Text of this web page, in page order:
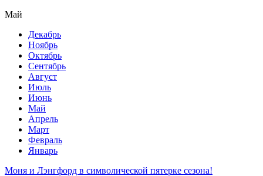
Май
Декабрь
Ноябрь
Октябрь
Сентябрь
Август
Июль
Июнь
Май
Апрель
Март
Февраль
Январь
Моня и Лэнгфорд в символической пятерке сезона!